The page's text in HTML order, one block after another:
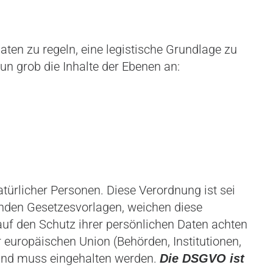
zu regeln, eine legistische Grundlage zu
grob die Inhalte der Ebenen an:
Personen. Diese Verordnung ist sei
Gesetzesvorlagen, weichen diese
den Schutz ihrer persönlichen Daten achten
Union (Behörden, Institutionen,
muss eingehalten werden. Die DSGVO ist